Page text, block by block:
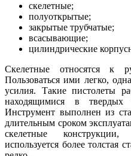
скелетные;
полуоткрытые;
закрытые трубчатые;
всасывающие;
цилиндрические
Скелетные относятся к
Пользоваться ими легко,
усилия. Такие пистолеты
находящимися в
Инструмент выполнен из
длительным сроком
скелетные
используется более толстая